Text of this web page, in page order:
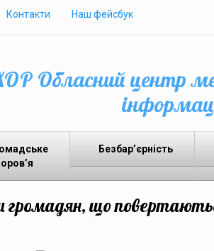
Контакти Наш фейсбук
Обласний центр
Безбар’єрність
громадян, що